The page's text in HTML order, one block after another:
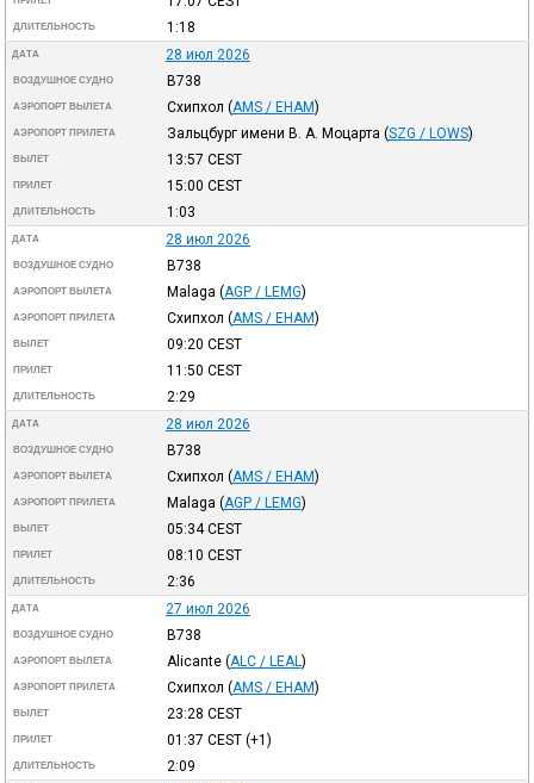
ДЛИТЕЛЬНОСТЬ 1:18
ДАТА 28 июл 2026
ВОЗДУШНОЕ СУДНО B738
АЭРОПОРТ ВЫЛЕТА Схипхол (AMS / EHAM)
АЭРОПОРТ ПРИЛЕТА Зальцбург имени В. А. Моцарта (SZG / LOWS)
ВЫЛЕТ 13:57 CEST
ПРИЛЕТ 15:00 CEST
ДЛИТЕЛЬНОСТЬ 1:03
ДАТА 28 июл 2026
ВОЗДУШНОЕ СУДНО B738
АЭРОПОРТ ВЫЛЕТА Malaga (AGP / LEMG)
АЭРОПОРТ ПРИЛЕТА Схипхол (AMS / EHAM)
ВЫЛЕТ 09:20 CEST
ПРИЛЕТ 11:50 CEST
ДЛИТЕЛЬНОСТЬ 2:29
ДАТА 28 июл 2026
ВОЗДУШНОЕ СУДНО B738
АЭРОПОРТ ВЫЛЕТА Схипхол (AMS / EHAM)
АЭРОПОРТ ПРИЛЕТА Malaga (AGP / LEMG)
ВЫЛЕТ 05:34CEST
ПРИЛЕТ 08:10 CEST
ДЛИТЕЛЬНОСТЬ 2:36
ДАТА 27 июл 2026
ВОЗДУШНОЕ СУДНО B738
АЭРОПОРТ ВЫЛЕТА Alicante (ALC / LEAL )
АЭРОПОРТ ПРИЛЕТА Схипхол (AMS / EHAM)
ВЫЛЕТ 23:28 CEST
ПРИЛЕТ 01:37 CEST(+1)
ДЛИТЕЛЬНОСТЬ 2:09